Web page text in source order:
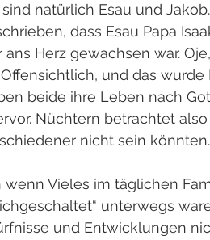
natürlich Esau und
dass Esau Papa
Herz gewachsen war.
und das
beide ihre Leben nach
Nüchtern betrachtet
nicht sein könnten.
wenn Vieles im täglichen
unterwegs
und Entwicklungen